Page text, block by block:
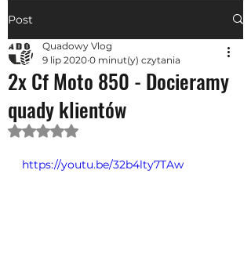
Post
2x Cf Moto 850 - Docieramy
quady klientów
Quadowy Vlog
9 lip 2020 0 minut(y) czytania
Oceniono na NaN z 5 gwiazdek.
https://youtu.be/32b4lty7TAw